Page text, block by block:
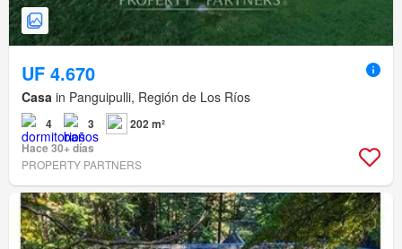
UF 4.670
Casa in Panguipulli, Región de Los Ríos
4 3
202 m²
Hace 30+ días
PROPERTY PARTNERS